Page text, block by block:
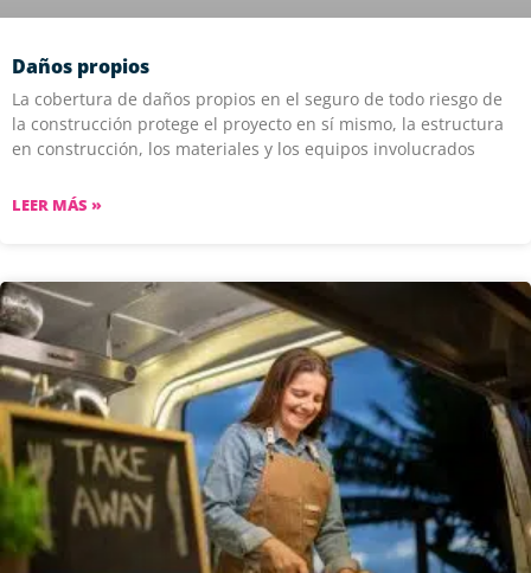
Daños propios
La cobertura de daños propios en el seguro de todo riesgo de
la construcción protege el proyecto en sí mismo, la estructura
en construcción, los materiales y los equipos involucrados
LEER MÁS »